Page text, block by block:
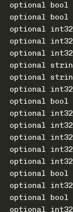
optional bool
optional bool
optional
optional
optional
optional
optional
optional
optional bool
optional
optional
optional
optional
optional
optional bool
optional
optional bool
optional